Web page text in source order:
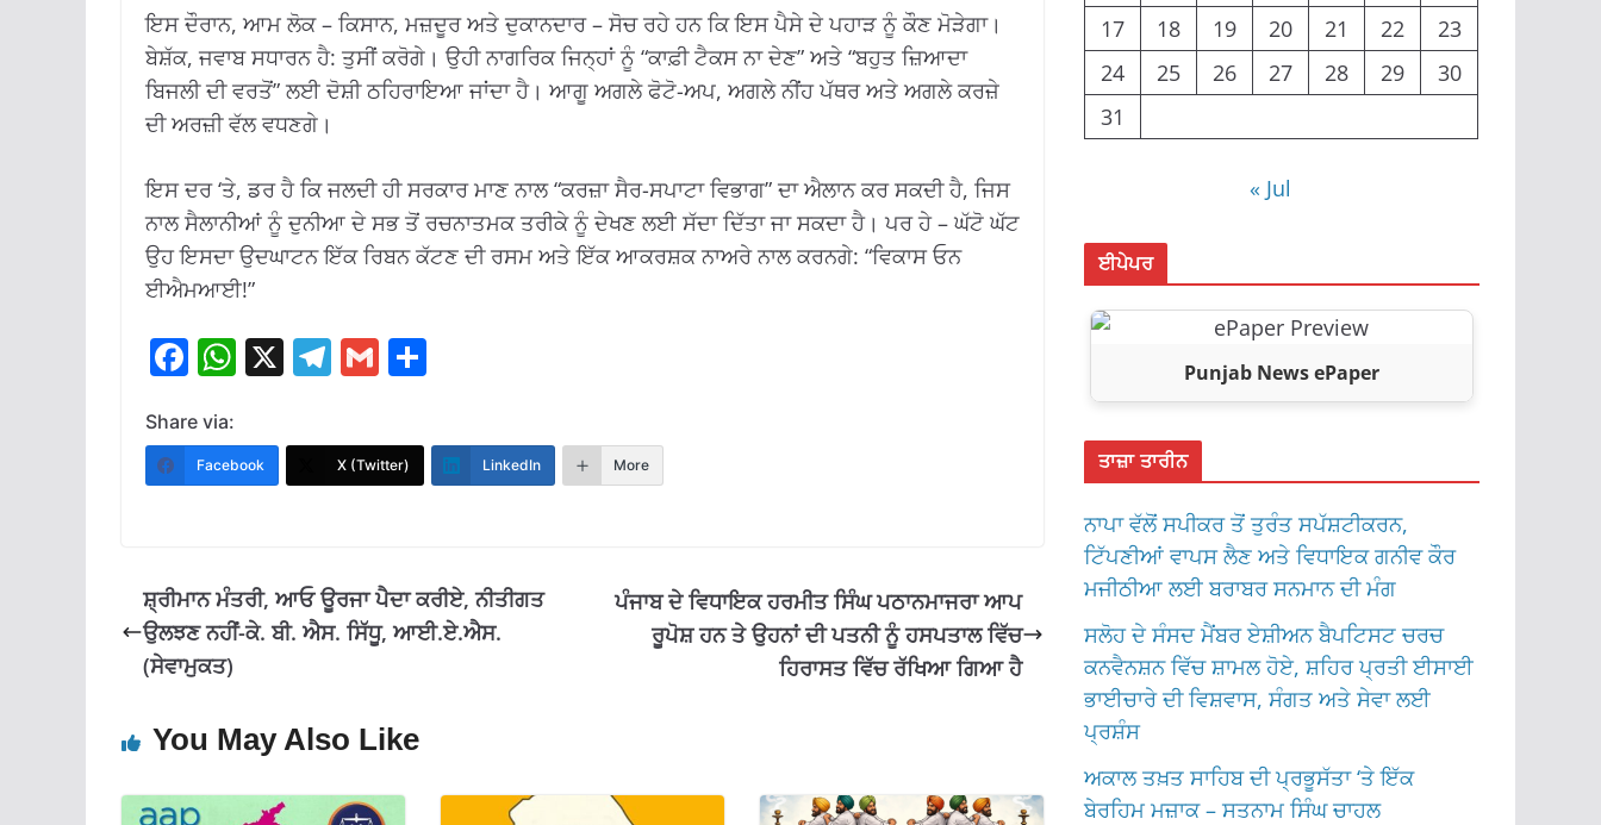
ਇਸ ਦੌਰਾਨ, ਆਮ ਲੋਕ – ਕਿਸਾਨ, ਮਜ਼ਦੂਰ ਅਤੇ ਦੁਕਾਨਦਾਰ – ਸੋਚ ਰਹੇ ਹਨ ਕਿ ਇਸ ਪੈਸੇ ਦੇ ਪਹਾੜ ਨੂੰ ਕੌਣ ਮੋੜੇਗਾ।
ਬੇਸ਼ੱਕ, ਜਵਾਬ ਸਧਾਰਨ ਹੈ: ਤੁਸੀਂ ਕਰੋਗੇ। ਉਹੀ ਨਾਗਰਿਕ ਜਿਨ੍ਹਾਂ ਨੂੰ “ਕਾਫ਼ੀ ਟੈਕਸ ਨਾ ਦੇਣ” ਅਤੇ “ਬਹੁਤ ਜ਼ਿਆਦਾ
ਬਿਜਲੀ ਦੀ ਵਰਤੋਂ” ਲਈ ਦੋਸ਼ੀ ਠਹਿਰਾਇਆ ਜਾਂਦਾ ਹੈ। ਆਗੂ ਅਗਲੇ ਫੋਟੋ-ਅਪ, ਅਗਲੇ ਨੀਂਹ ਪੱਥਰ ਅਤੇ ਅਗਲੇ ਕਰਜ਼ੇ
ਦੀ ਅਰਜ਼ੀ ਵੱਲ ਵਧਣਗੇ।
ਇਸ ਦਰ ‘ਤੇ, ਡਰ ਹੈ ਕਿ ਜਲਦੀ ਹੀ ਸਰਕਾਰ ਮਾਣ ਨਾਲ “ਕਰਜ਼ਾ ਸੈਰ-ਸਪਾਟਾ ਵਿਭਾਗ” ਦਾ ਐਲਾਨ ਕਰ ਸਕਦੀ ਹੈ, ਜਿਸ
ਨਾਲ ਸੈਲਾਨੀਆਂ ਨੂੰ ਦੁਨੀਆ ਦੇ ਸਭ ਤੋਂ ਰਚਨਾਤਮਕ ਤਰੀਕੇ ਨੂੰ ਦੇਖਣ ਲਈ ਸੱਦਾ ਦਿੱਤਾ ਜਾ ਸਕਦਾ ਹੈ। ਪਰ ਹੇ – ਘੱਟੋ ਘੱਟ
ਉਹ ਇਸਦਾ ਉਦਘਾਟਨ ਇੱਕ ਰਿਬਨ ਕੱਟਣ ਦੀ ਰਸਮ ਅਤੇ ਇੱਕ ਆਕਰਸ਼ਕ ਨਾਅਰੇ ਨਾਲ ਕਰਨਗੇ: “ਵਿਕਾਸ ਓਨ
ਈਐਮਆਈ!”
F
c
e
o
k
W
at
s
p
X T
e
gr
G
ai
l
ar
e
Share via:
Facebook X (Twitter) LinkedIn More
ਸ਼੍ਰੀਮਾਨ ਮੰਤਰੀ, ਆਓ ਊਰਜਾ ਪੈਦਾ ਕਰੀਏ, ਨੀਤੀਗਤ
ਉਲਝਣ ਨਹੀਂ-ਕੇ. ਬੀ. ਐਸ. ਸਿੱਧੂ, ਆਈ.ਏ.ਐਸ.
(ਸੇਵਾਮੁਕਤ)
ਪੰਜਾਬ ਦੇ ਵਿਧਾਇਕ ਹਰਮੀਤ ਸਿੰਘ ਪਠਾਨਮਾਜਰਾ ਆਪ
ਰੂਪੋਸ਼ ਹਨ ਤੇ ਉਹਨਾਂ ਦੀ ਪਤਨੀ ਨੂੰ ਹਸਪਤਾਲ ਵਿੱਚ
ਹਿਰਾਸਤ ਵਿੱਚ ਰੱਖਿਆ ਗਿਆ ਹੈ
You May Also Like
17
18 19 20 21 22
23
24
25 26 27 28 29
30
31
« Jul
ਈਪੇਪਰ
Punjab News ePaper
ਤਾਜ਼ਾ ਤਾਰੀਨ
ਨਾਪਾ ਵੱਲੋਂ ਸਪੀਕਰ ਤੋਂ ਤੁਰੰਤ ਸਪੱਸ਼ਟੀਕਰਨ,
ਟਿੱਪਣੀਆਂ ਵਾਪਸ ਲੈਣ ਅਤੇ ਵਿਧਾਇਕ ਗਨੀਵ ਕੌਰ
ਮਜੀਠੀਆ ਲਈ ਬਰਾਬਰ ਸਨਮਾਨ ਦੀ ਮੰਗ
ਸਲੋਹ ਦੇ ਸੰਸਦ ਮੈਂਬਰ ਏਸ਼ੀਅਨ ਬੈਪਟਿਸਟ ਚਰਚ
ਕਨਵੈਨਸ਼ਨ ਵਿੱਚ ਸ਼ਾਮਲ ਹੋਏ, ਸ਼ਹਿਰ ਪ੍ਰਤੀ ਈਸਾਈ
ਭਾਈਚਾਰੇ ਦੀ ਵਿਸ਼ਵਾਸ, ਸੰਗਤ ਅਤੇ ਸੇਵਾ ਲਈ
ਪ੍ਰਸ਼ੰਸ
ਅਕਾਲ ਤਖ਼ਤ ਸਾਹਿਬ ਦੀ ਪ੍ਰਭੂਸੱਤਾ ‘ਤੇ ਇੱਕ
ਬੇਰਹਿਮ ਮਜ਼ਾਕ – ਸਤਨਾਮ ਸਿੰਘ ਚਾਹਲ